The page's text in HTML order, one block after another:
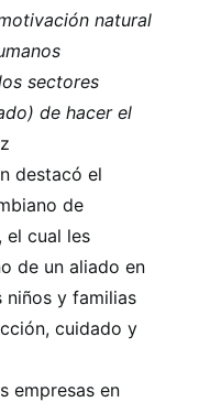
natural
sectores
de hacer el
destacó el
de
el cual les
de un aliado en
niños y familias
cuidado y
empresas en